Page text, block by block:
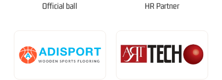
Official ball HR Partner